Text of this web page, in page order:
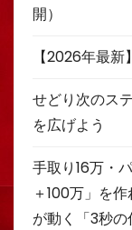
開）
【2026年最
せどり次のス
を広げよう
手取り16万・
＋100万」を
が動く「3秒の